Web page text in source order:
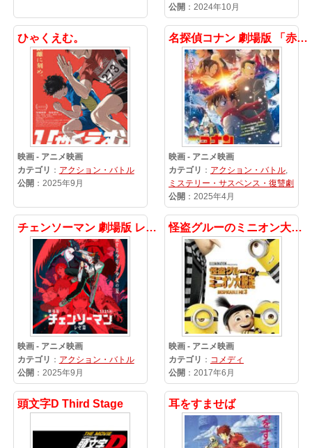
公開 ：2024年10月
ひゃくえむ。
映画 - アニメ映画
カテゴリ ： アクション・バトル
公開 ：2025年9月
名探偵コナン 劇場版 「赤眼のフラッシュバック」
映画 - アニメ映画
カテゴリ ： アクション・バトル,
ミステリー・サスペンス・復讐劇
公開 ：2025年4月
チェンソーマン 劇場版 レゼ編
映画 - アニメ映画
カテゴリ ： アクション・バトル
公開 ：2025年9月
怪盗グルーのミニオン大脱走
映画 - アニメ映画
カテゴリ ： コメディ
公開 ：2017年6月
頭文字D Third Stage 耳をすませば